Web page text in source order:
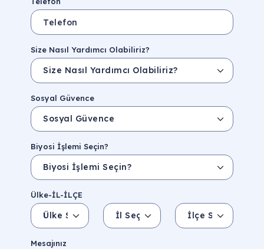
Size Nasıl Yardımcı Olabiliriz?
Sosyal Güvence
Biyosi İşlemi Seçin?
Ülke-İL-İLÇE
Ülke Seçin
İl Seçin İlçe Seçin
Mesajınız